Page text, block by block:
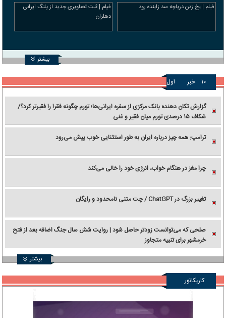
فیلم | یخ زدن دریاچه سد زاینده‌ رود
فیلم | ثبت تصاویری جدید از پلنگ ایرانی
دهلران
بیشتر
۱۰ خبر اول
گزارش تکان‌ دهنده بانک مرکزی از سفره ایرانی‌ها؛ تورم چگونه فقرا را فقیرتر کرد؟/
شکاف ۱۵ درصدی تورم میان فقیر و غنی
ترامپ: همه چیز درباره ایران به طور استثنایی خوب پیش می‌رود
چرا مغز در هنگام خواب، انرژی خود را خالی می‌کند
تغییر بزرگ در ChatGPT / چت متنی نامحدود و رایگان
صلحی که می‌توانست زودتر حاصل شود | روایت شش سال جنگ اضافه بعد از فتح
خرمشهر برای تنبیه متجاوز
بیشتر
کاریکاتور